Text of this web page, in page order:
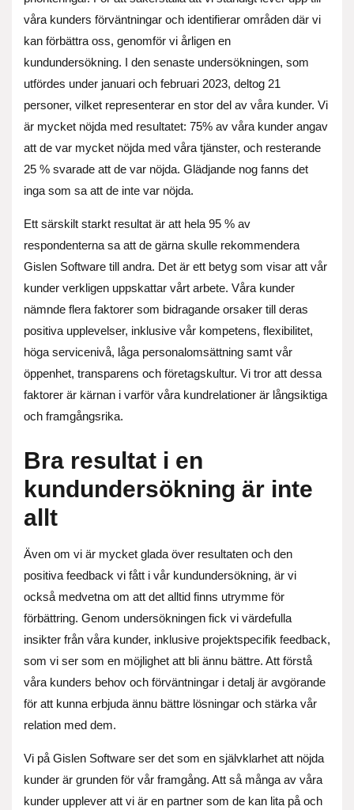
våra kunders förväntningar och identifierar områden där vi
kan förbättra oss, genomför vi årligen en
kundundersökning. I den senaste undersökningen, som
utfördes under januari och februari 2023, deltog 21
personer, vilket representerar en stor del av våra kunder. Vi
är mycket nöjda med resultatet: 75% av våra kunder angav
att de var mycket nöjda med våra tjänster, och resterande
25 % svarade att de var nöjda. Glädjande nog fanns det
inga som sa att de inte var nöjda.
Ett särskilt starkt resultat är att hela 95 % av
respondenterna sa att de gärna skulle rekommendera
Gislen Software till andra. Det är ett betyg som visar att vår
kunder verkligen uppskattar vårt arbete. Våra kunder
nämnde flera faktorer som bidragande orsaker till deras
positiva upplevelser, inklusive vår kompetens, flexibilitet,
höga servicenivå, låga personalomsättning samt vår
öppenhet, transparens och företagskultur. Vi tror att dessa
faktorer är kärnan i varför våra kundrelationer är långsiktiga
och framgångsrika.
Bra resultat i en
kundundersökning är inte
allt
Även om vi är mycket glada över resultaten och den
positiva feedback vi fått i vår kundundersökning, är vi
också medvetna om att det alltid finns utrymme för
förbättring. Genom undersökningen fick vi värdefulla
insikter från våra kunder, inklusive projektspecifik feedback,
som vi ser som en möjlighet att bli ännu bättre. Att förstå
våra kunders behov och förväntningar i detalj är avgörande
för att kunna erbjuda ännu bättre lösningar och stärka vår
relation med dem.
Vi på Gislen Software ser det som en självklarhet att nöjda
kunder är grunden för vår framgång. Att så många av våra
kunder upplever att vi är en partner som de kan lita på och